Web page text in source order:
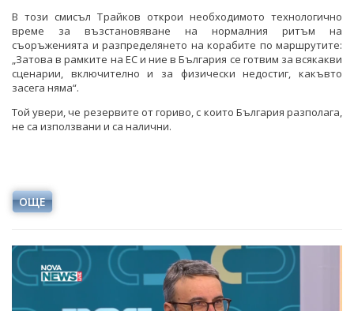
В този смисъл Трайков открои необходимото технологично
време за възстановяване на нормалния ритъм на
съоръженията и разпределянето на корабите по маршрутите:
„Затова в рамките на ЕС и ние в България се готвим за всякакви
сценарии, включително и за физически недостиг, какъвто
засега няма“.
Той увери, че резервите от гориво, с които България разполага,
не са използвани и са налични.
ОЩЕ